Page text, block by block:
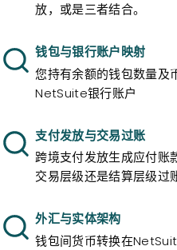
放，或是三者结合。
钱包与银行账户映射
您持有余额的钱包数量及
NetSuite银行账户
支付发放与交易过账
跨境支付发放生成应付账
交易层级还是结算层级过
外汇与实体架构
钱包间货币转换在